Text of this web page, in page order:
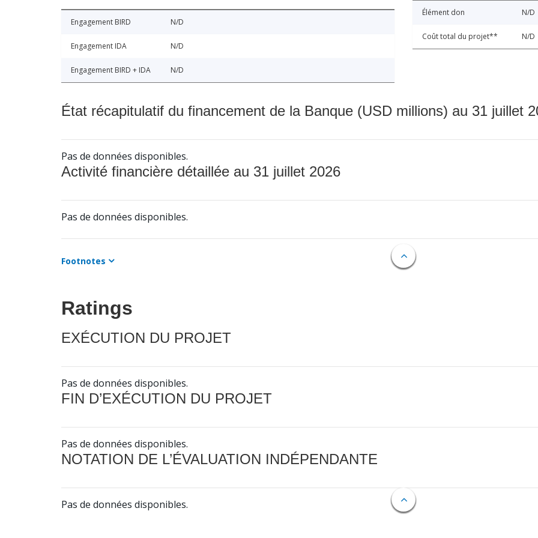
Engagement BIRD N/D
Engagement IDA N/D
Engagement BIRD + IDA N/D
Élément don N/D
Coût total du projet** N/D
État récapitulatif du financement de la Banque (USD millions) au 31 juillet
Pas de données disponibles.
Activité financière détaillée au 31 juillet 2026
Pas de données disponibles.
Footnotes
Ratings
EXÉCUTION DU PROJET
Pas de données disponibles.
FIN D’EXÉCUTION DU PROJET
Pas de données disponibles.
NOTATION DE L’ÉVALUATION INDÉPENDANTE
Pas de données disponibles.